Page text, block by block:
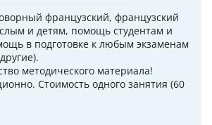
французский, французский
и детям, помощь студентам и
в подготовке к любым экзаменам
методического материала!
Стоимость одного занятия (60